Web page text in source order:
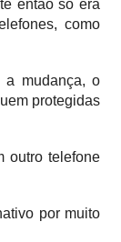
então só era
como
a mudança, o
protegidas
outro telefone
por muito